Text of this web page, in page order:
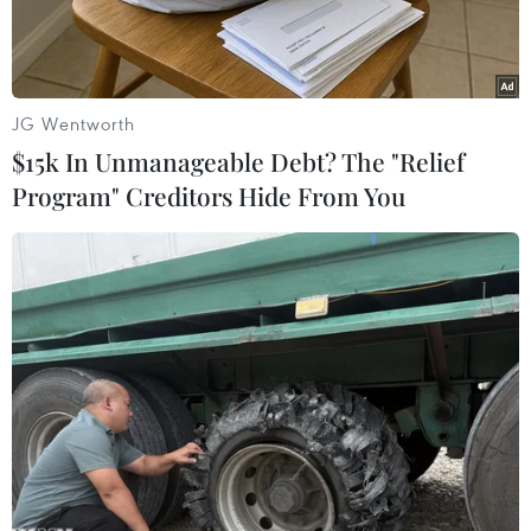
Nam đã đi thẳng tới nhà riêng của Đại tướng Võ
Nguyên Giáp tại số nhà 30 Hoàng Diệu để báo
công với Đại tướng sau chiến công ở vòng loại
U19 châu Á.
Do đặc thù quân số từ cả 3 miền, đội tuyển U19
Việt Nam chỉ có thể tập trung và bắt đầu bay từ
thành phố Hồ Chí Minh về Hà Nội lúc 19 giờ tối
hôm qua. Kế hoạch ban đầu là HLV Guillaume
Graechen và các học trò sẽ nghỉ ngơi trước khi
đến viếng Đại tướng vào lúc 3 giờ sáng ngày
11/10.
Tuy nhiên, để chuẩn bị cho tang lễ, nhà riêng
Đại tướng đã ngừng đón khách viếng từ 21 giờ
30 tối 10/10. Thế nên, trưởng đoàn bóng đá U19
JG Wentworth
$15k In Unmanageable Debt? The "Relief
Program" Creditors Hide From You